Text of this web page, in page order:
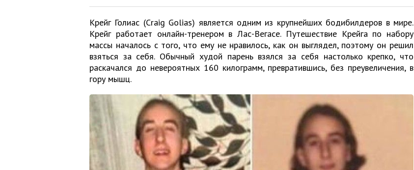
Крейг Голиас (Craig Golias) является одним из крупнейших бодибилдеров в мире.
Крейг работает онлайн-тренером в Лас-Вегасе. Путешествие Крейга по набору
массы началось с того, что ему не нравилось, как он выглядел, поэтому он решил
взяться за себя. Обычный худой парень взялся за себя настолько крепко, что
раскачался до невероятных 160 килограмм, превратившись, без преувеличения, в
гору мышц.